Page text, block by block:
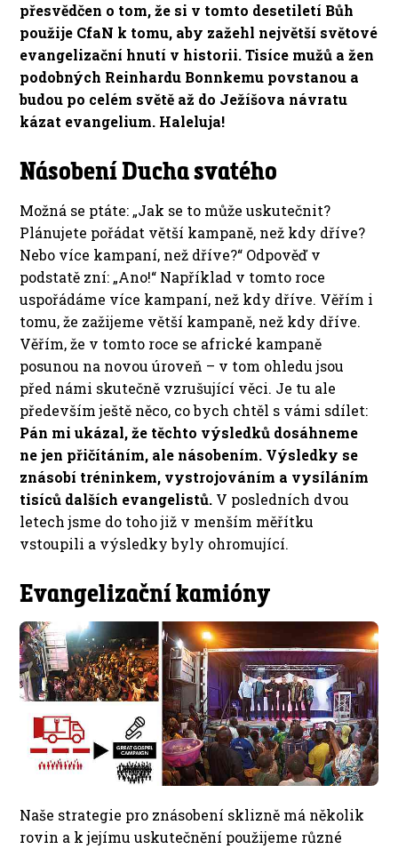
přesvědčen o tom, že si v tomto desetiletí Bůh
použije CfaN k tomu, aby zažehl největší světové
evangelizační hnutí v historii. Tisíce mužů a žen
podobných Reinhardu Bonnkemu povstanou a
budou po celém světě až do Ježíšova návratu
kázat evangelium. Haleluja!
Násobení Ducha svatého
Možná se ptáte: „Jak se to může uskutečnit?
Plánujete pořádat větší kampaně, než kdy dříve?
Nebo více kampaní, než dříve?“ Odpověď v
podstatě zní: „Ano!“ Například v tomto roce
uspořádáme více kampaní, než kdy dříve. Věřím i
tomu, že zažijeme větší kampaně, než kdy dříve.
Věřím, že v tomto roce se africké kampaně
posunou na novou úroveň – v tom ohledu jsou
před námi skutečně vzrušující věci. Je tu ale
především ještě něco, co bych chtěl s vámi sdílet:
Pán mi ukázal, že těchto výsledků dosáhneme
ne jen přičítáním, ale násobením. Výsledky se
znásobí tréninkem, vystrojováním a vysíláním
tisíců dalších evangelistů. V posledních dvou
letech jsme do toho již v menším měřítku
vstoupili a výsledky byly ohromující.
Evangelizační kamióny
Naše strategie pro znásobení sklizně má několik
rovin a k jejímu uskutečnění použijeme různé